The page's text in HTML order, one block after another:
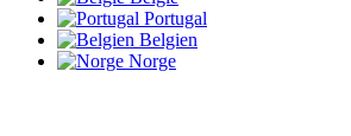
Portugal
Belgien
Norge